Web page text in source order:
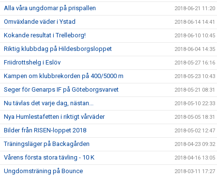
Alla våra ungdomar på prispallen 2018-06-21 11:20
Omväxlande väder i Ystad 2018-06-14 14:41
Kokande resultat i Trelleborg! 2018-06-10 10:45
Riktig klubbdag på Hildesborgsloppet 2018-06-04 14:35
Friidrottshelg i Eslöv 2018-05-27 16:16
Kampen om klubbrekorden på 400/5000 m 2018-05-23 10:43
Seger för Genarps IF på Göteborgsvarvet 2018-05-21 08:31
Nu tävlas det varje dag, nästan... 2018-05-10 22:33
Nya Humlestafetten i riktigt vårväder 2018-05-05 18:31
Bilder från RISEN-loppet 2018 2018-05-02 12:47
Träningsläger på Backagården 2018-04-23 09:32
Vårens första stora tävling - 10 K 2018-04-16 13:05
Ungdomsträning på Bounce 2018-03-11 17:27